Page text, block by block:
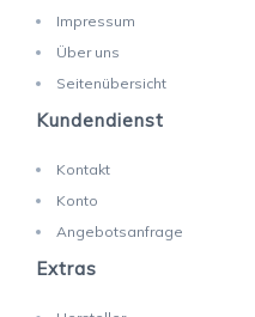
Impressum
Über uns
Seitenübersicht
Kundendienst
Kontakt
Konto
Angebotsanfrage
Extras